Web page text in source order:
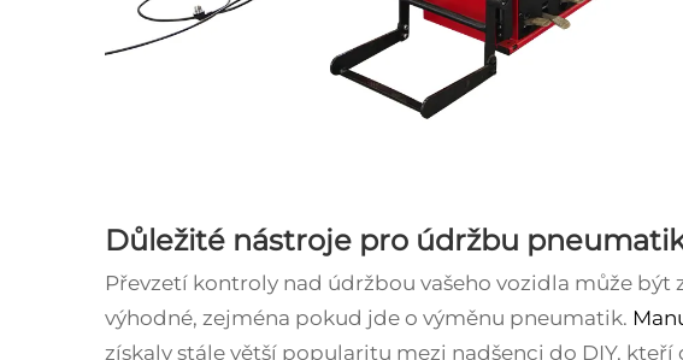
Důležité nástroje pro údržbu
Převzetí kontroly nad údržbou vašeho vozidla může být
výhodné, zejména pokud jde o výměnu pneumatik.
získaly stále větší popularitu mezi nadšenci do DIY,